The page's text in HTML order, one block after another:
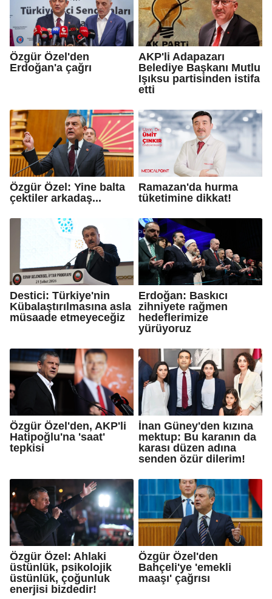
Özgür Özel'den
Erdoğan'a çağrı
AKP'li Adapazarı
Belediye Başkanı Mutlu
Işıksu partisinden istifa
etti
Özgür Özel: Yine balta
çektiler arkadaş...
Ramazan'da hurma
tüketimine dikkat!
Destici: Türkiye'nin
Kübalaştırılmasına asla
müsaade etmeyeceğiz
Erdoğan: Baskıcı
zihniyete rağmen
hedeflerimize
yürüyoruz
Özgür Özel'den, AKP'li
Hatipoğlu'na 'saat'
tepkisi
İnan Güney'den kızına
mektup: Bu karanın da
karası düzen adına
senden özür dilerim!
Özgür Özel: Ahlaki
üstünlük, psikolojik
üstünlük, çoğunluk
enerjisi bizdedir!
Özgür Özel'den
Bahçeli'ye 'emekli
maaşı' çağrısı